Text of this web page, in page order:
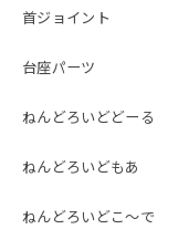
首ジョイント
台座パーツ
ねんどろいどどーる
ねんどろいどもあ
ねんどろいどこ～で